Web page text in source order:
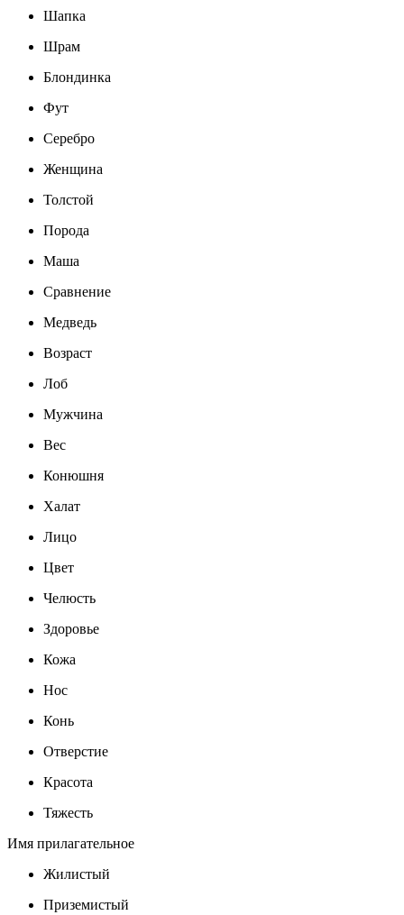
Шапка
Шрам
Блондинка
Фут
Серебро
Женщина
Толстой
Порода
Маша
Сравнение
Медведь
Возраст
Лоб
Мужчина
Вес
Конюшня
Халат
Лицо
Цвет
Челюсть
Здоровье
Кожа
Нос
Конь
Отверстие
Красота
Тяжесть
Имя прилагательное
Жилистый
Приземистый